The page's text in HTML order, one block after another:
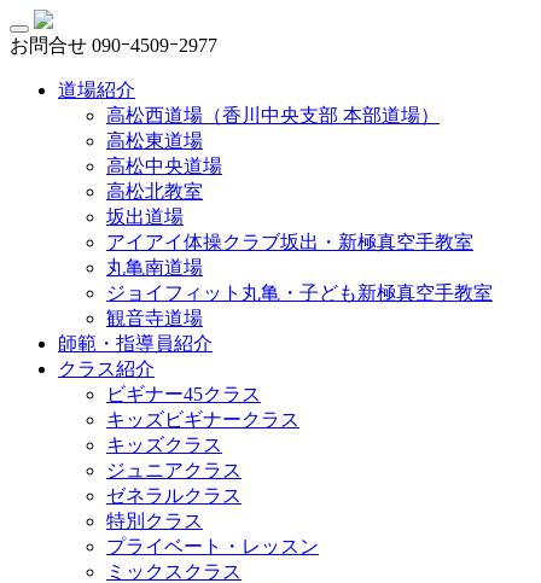
お問合せ 090ｰ4509ｰ2977
道場紹介
高松西道場（香川中央支部 本部道場）
高松東道場
高松中央道場
高松北教室
坂出道場
アイアイ体操クラブ坂出・新極真空手教室
丸亀南道場
ジョイフィット丸亀・子ども新極真空手教室
観音寺道場
師範・指導員紹介
クラス紹介
ビギナー45クラス
キッズビギナークラス
キッズクラス
ジュニアクラス
ゼネラルクラス
特別クラス
プライベート・レッスン
ミックスクラス